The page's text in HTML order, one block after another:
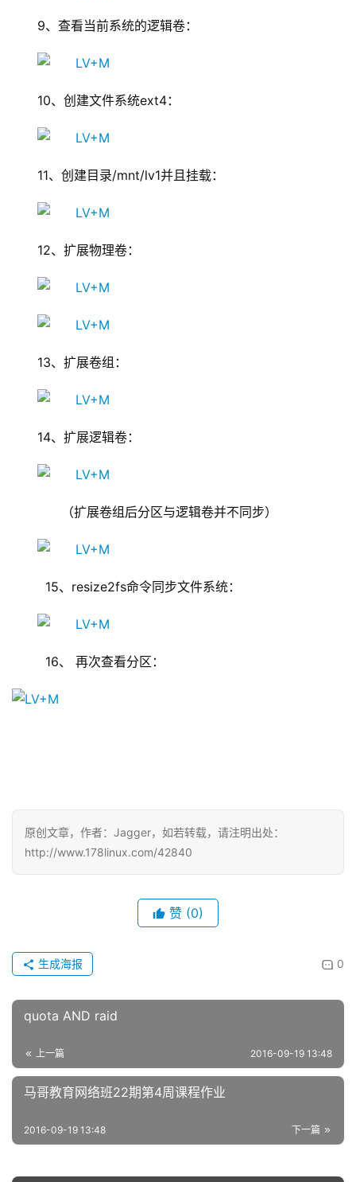
9、查看当前系统的逻辑卷：
10、创建文件系统ext4：
11、创建目录/mnt/lv1并且挂载：
12、扩展物理卷：
13、扩展卷组：
14、扩展逻辑卷：
（扩展卷组后分区与逻辑卷并不同步）
15、 resize2fs命令同步文件系统：
16、 再次查看分区：
原创文章，作者：Jagger，如若转载，请注明出处：
http://www.178linux.com/42840
赞 (0)
0
生成海报
quota AND raid
上一篇 2016-09-19 13:48
马哥教育网络班22期第4周课程作业
下一篇
2016-09-19 13:48